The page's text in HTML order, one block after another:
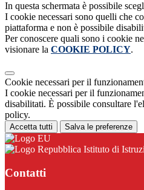
In questa schermata è possibile
I cookie necessari sono quelli che
piattaforma e non è possibile
Per conoscere quali sono i cookie
visionare la COOKIE POLICY.
Cookie necessari per il
I cookie necessari per il
disabilitati. È possibile consultare
policy.
Accetta tutti Salva le preferenze
Istituto di
Contatti